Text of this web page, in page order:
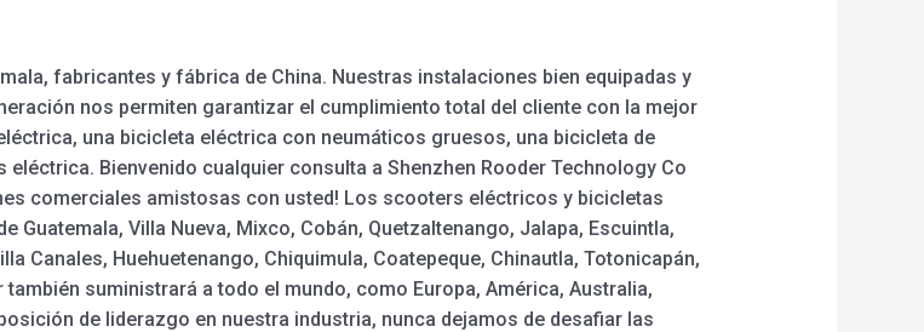
fabricantes y fábrica de China. Nuestras instalaciones bien equipadas y
nos permiten garantizar el cumplimiento total del cliente con la mejor
una bicicleta eléctrica con neumáticos gruesos, una bicicleta de
Bienvenido cualquier consulta a Shenzhen Rooder Technology Co
comerciales amistosas con usted! Los scooters eléctricos y bicicletas
Villa Nueva, Mixco, Cobán, Quetzaltenango, Jalapa, Escuintla,
Canales, Huehuetenango, Chiquimula, Coatepeque, Chinautla, Totonicapán,
suministrará a todo el mundo, como Europa, América, Australia,
de liderazgo en nuestra industria, nunca dejamos de desafiar las